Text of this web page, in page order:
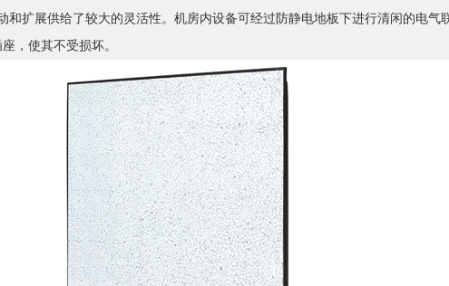
和扩展供给了较大的灵活性。机房内设备可经过防静电地板下进行清闲的电气
，使其不受损坏。